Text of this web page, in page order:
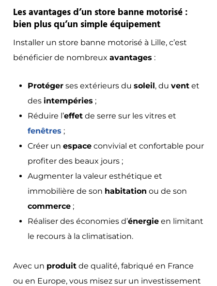
Les avantages d’un store banne motorisé :
bien plus qu’un simple équipement
Installer un store banne motorisé à Lille, c’est
bénéficier de nombreux avantages :
Protégerses extérieurs du soleil, du ventet
des intempéries ;
Réduire l’effetde serre sur les vitres et
fenêtres ;
Créer un espaceconvivial et confortable pour
profiter des beaux jours ;
Augmenter la valeur esthétique et
immobilière de son habitation ou de son
commerce;
Réaliser des économies d’énergieen limitant
le recours à la climatisation.
Avec un produitde qualité, fabriqué en France
ou en Europe, vous misez sur un investissement